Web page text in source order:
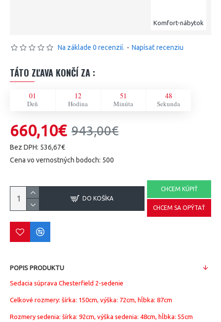
Komfort-nábytok
Na základe 0 recenzií. - Napísať recenziu
TÁTO ZĽAVA KONČÍ ZA :
01
Deň
12
Hodina
51
Minúta
48
Sekunda
660,10€ 943,00€
Bez DPH: 536,67€
Cena vo vernostných bodoch: 500
DO KOŠÍKA
CHCEM KÚPIŤ
CHCEM SA OPÝTAŤ
POPIS PRODUKTU
Sedacia súprava Chesterfield 2-sedenie
Celkové rozmery: šírka: 150cm, výška: 72cm, hĺbka: 87cm
Rozmery sedenia: šírka: 92cm, výška sedenia: 48cm, hĺbka: 55cm